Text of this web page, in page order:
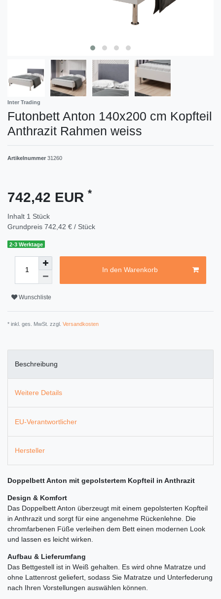
Inter Trading
Futonbett Anton 140x200 cm Kopfteil
Anthrazit Rahmen weiss
Artikelnummer 31260
742,42 EUR *
Inhalt 1 Stück
Grundpreis 742,42 € / Stück
2-3 Werktage
In den Warenkorb
Wunschliste
* inkl. ges. MwSt. zzgl. Versandkosten
Beschreibung
Weitere Details
EU-Verantwortlicher
Hersteller
Doppelbett Anton mit gepolstertem Kopfteil in Anthrazit
Design & Komfort
Das Doppelbett Anton überzeugt mit einem gepolsterten Kopfteil
in Anthrazit und sorgt für eine angenehme Rückenlehne. Die
chromfarbenen Füße verleihen dem Bett einen modernen Look
und lassen es leicht wirken.
Aufbau & Lieferumfang
Das Bettgestell ist in Weiß gehalten. Es wird ohne Matratze und
ohne Lattenrost geliefert, sodass Sie Matratze und Unterfederung
nach Ihren Vorstellungen auswählen können.